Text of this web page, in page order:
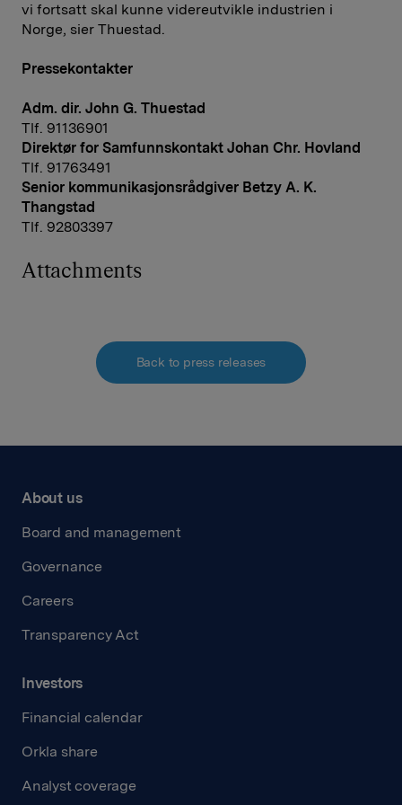
vi fortsatt skal kunne videreutvikle industrien i
Norge, sier Thuestad.
Pressekontakter
Adm. dir. John G. Thuestad
Tlf. 91136901
Direktør for Samfunnskontakt Johan Chr. Hovland
Tlf. 91763491
Senior kommunikasjonsrådgiver Betzy A. K.
Thangstad
Tlf. 92803397
Attachments
Back to press releases
About us
Board and management
Governance
Careers
Transparency Act
Investors
Financial calendar
Orkla share
Analyst coverage